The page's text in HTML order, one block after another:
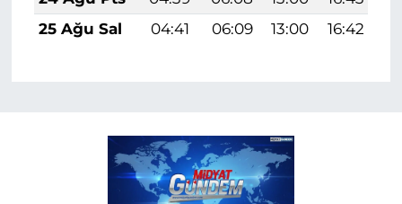
25 Ağu Sal
04:41 06:09 13:00 16:42